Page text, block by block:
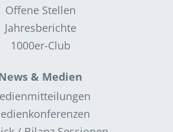
Offene Stellen
Jahresberichte
1000er-Club
& Medien